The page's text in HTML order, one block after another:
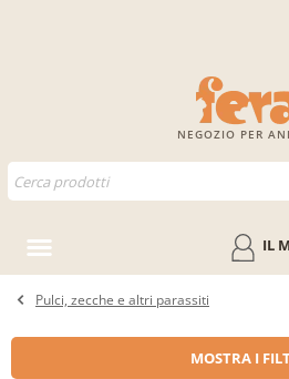
NEGOZIO PER
IL
Pulci, zecche e altri parassiti
MOSTRA I